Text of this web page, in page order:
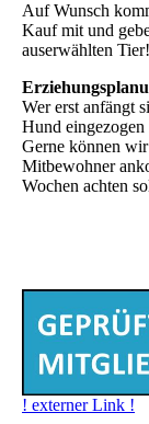
Auf Wunsch
Kauf mit und
auserwählten Tier!
Wer erst anfängt
Hund eingezogen
Gerne können
Mitbewohner
Wochen achten
! externer Link !